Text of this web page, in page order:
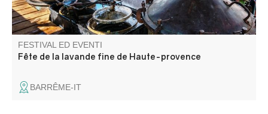
FESTIVAL ED EVENTI
Fête de la lavande fine de Haute-provence
BARRÊME-IT